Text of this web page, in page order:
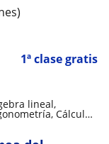
1ª clase gratis
lineal,
Cálculo,